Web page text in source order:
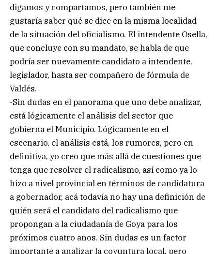
digamos y compartamos, pero también me
gustaría saber qué se dice en la misma localidad
de la situación del oficialismo. El intendente Osella,
que concluye con su mandato, se habla de que
podría ser nuevamente candidato a intendente,
legislador, hasta ser compañero de fórmula de
Valdés.
-Sin dudas en el panorama que uno debe analizar,
está lógicamente el análisis del sector que
gobierna el Municipio. Lógicamente en el
escenario, el análisis está, los rumores, pero en
definitiva, yo creo que más allá de cuestiones que
tenga que resolver el radicalismo, así como ya lo
hizo a nivel provincial en términos de candidatura
a gobernador, acá todavía no hay una definición de
quién será el candidato del radicalismo que
propongan a la ciudadanía de Goya para los
próximos cuatro años. Sin dudas es un factor
importante a analizar la coyuntura local, pero